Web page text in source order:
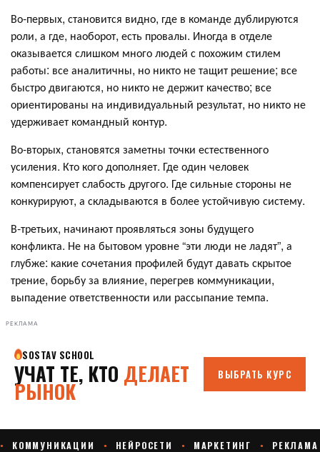
Во-первых, становится видно, где в команде дублируются
роли, а где, наоборот, есть провалы. Иногда в отделе
оказывается слишком много людей с похожим стилем
работы: все аналитичны, но никто не тащит решение; все
быстро двигаются, но никто не держит качество; все
ориентированы на индивидуальный результат, но никто не
удерживает командный контур.
Во-вторых, становятся заметны точки естественного
усиления. Кто кого дополняет. Где один человек
компенсирует слабость другого. Где сильные стороны не
конкурируют, а складываются в более устойчивую систему.
В-третьих, начинают проявляться зоны будущего
конфликта. Не на бытовом уровне “эти люди не ладят”, а
глубже: какие сочетания профилей будут давать скрытое
трение, борьбу за влияние, перегрев коммуникации,
выпадение ответственности или рассыпание темпа.
РЕКЛАМА